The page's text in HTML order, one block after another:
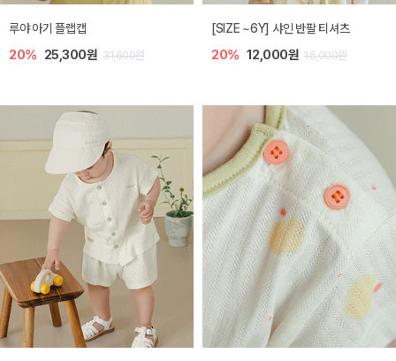
루야 아기 플랩캡
20% 25,300원 31,600원
[SIZE ~6Y] 샤인 반팔 티셔츠
20% 12,000원 15,000원